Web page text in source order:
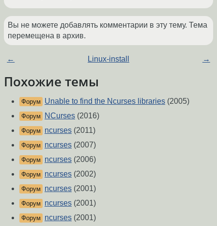
Вы не можете добавлять комментарии в эту тему. Тема
перемещена в архив.
← Linux-install →
Похожие темы
Форум Unable to find the Ncurses libraries (2005)
Форум NCurses (2016)
Форум ncurses (2011)
Форум ncurses (2007)
Форум ncurses (2006)
Форум ncurses (2002)
Форум ncurses (2001)
Форум ncurses (2001)
Форум ncurses (2001)